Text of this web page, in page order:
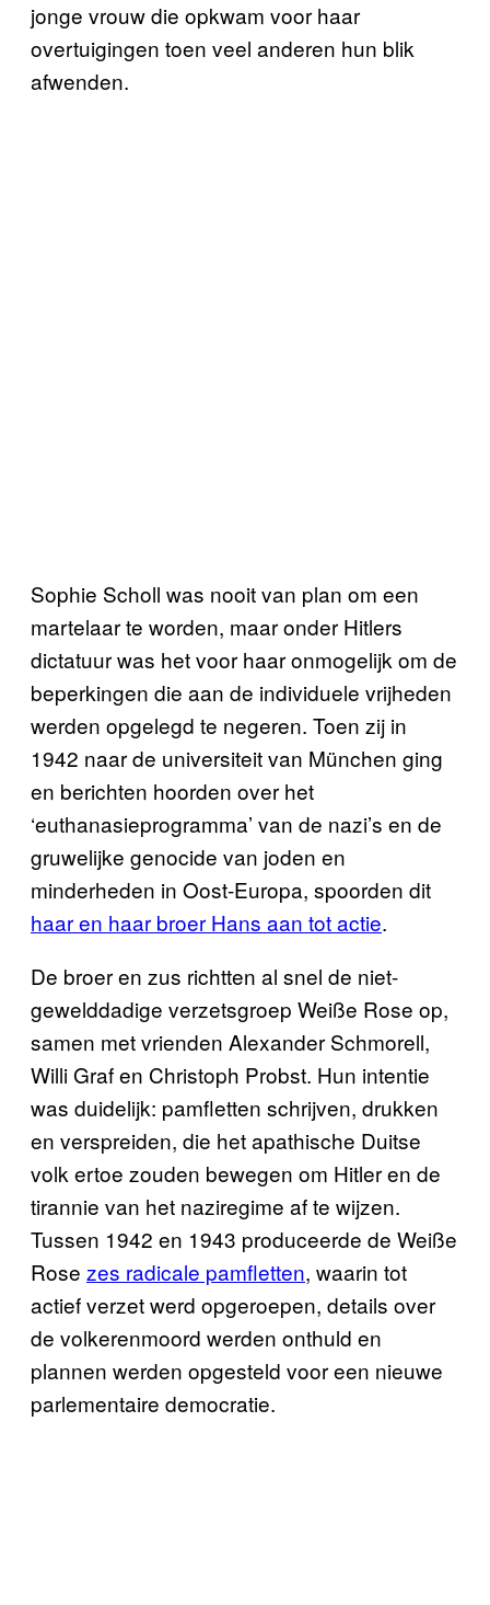
jonge vrouw die opkwam voor haar
overtuigingen toen veel anderen hun blik
afwenden.
Sophie Scholl was nooit van plan om een
martelaar te worden, maar onder Hitlers
dictatuur was het voor haar onmogelijk om de
beperkingen die aan de individuele vrijheden
werden opgelegd te negeren. Toen zij in
1942 naar de universiteit van München ging
en berichten hoorden over het
‘euthanasieprogramma’ van de nazi’s en de
gruwelijke genocide van joden en
minderheden in Oost-Europa, spoorden dit
haar en haar broer Hans aan tot actie.
De broer en zus richtten al snel de niet-
gewelddadige verzetsgroep Weiße Rose op,
samen met vrienden Alexander Schmorell,
Willi Graf en Christoph Probst. Hun intentie
was duidelijk: pamfletten schrijven, drukken
en verspreiden, die het apathische Duitse
volk ertoe zouden bewegen om Hitler en de
tirannie van het naziregime af te wijzen.
Tussen 1942 en 1943 produceerde de Weiße
Rose zes radicale pamfletten, waarin tot
actief verzet werd opgeroepen, details over
de volkerenmoord werden onthuld en
plannen werden opgesteld voor een nieuwe
parlementaire democratie.